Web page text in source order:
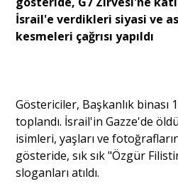
Portre
İsrail'e verdikleri siyasi ve
kesmeleri çağrısı yapıldı
Göstericiler, Başkanlık binası
toplandı. İsrail'in Gazze'de
isimleri, yaşları ve
gösteride, sık sık "Özgür
sloganları atıldı.